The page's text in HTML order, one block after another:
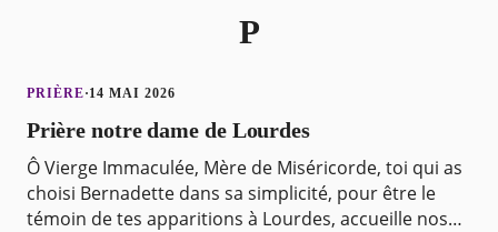
P
PRIÈRE·14 MAI 2026
Prière notre dame de Lourdes
Ô Vierge Immaculée, Mère de Miséricorde, toi qui as
choisi Bernadette dans sa simplicité, pour être le
témoin de tes apparitions à Lourdes, accueille nos